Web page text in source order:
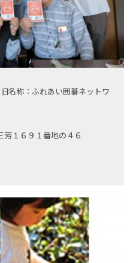
名称：ふれあい囲碁ネットワ
芳１６９１番地の４６